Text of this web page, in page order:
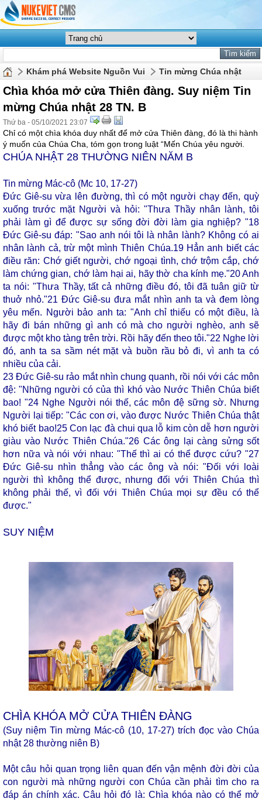
Khám phá Website Nguồn Vui Tin mừng Chúa nhật
Chìa khóa mở cửa Thiên đàng. Suy niệm Tin
mừng Chúa nhật 28 TN. B
Thứ ba - 05/10/2021 23:07
Chỉ có một chìa khóa duy nhất để mở cửa Thiên đàng, đó là thi hành
ý muốn của Chúa Cha, tóm gọn trong luật “Mến Chúa yêu người.
CHÚA NHẬT 28 THƯỜNG NIÊN NĂM B
Tin mừng Mác-cô (Mc 10, 17-27)
Đức Giê-su vừa lên đường, thì có một người chạy đến, quỳ
xuống trước mặt Người và hỏi: "Thưa Thầy nhân lành, tôi
phải làm gì để được sự sống đời đời làm gia nghiệp? "18
Đức Giê-su đáp: "Sao anh nói tôi là nhân lành? Không có ai
nhân lành cả, trừ một mình Thiên Chúa.19Hẳn anh biết các
điều răn: Chớ giết người, chớ ngoại tình, chớ trộm cắp, chớ
làm chứng gian, chớ làm hại ai, hãy thờ cha kính mẹ."20Anh
ta nói: "Thưa Thầy, tất cả những điều đó, tôi đã tuân giữ từ
thuở nhỏ."21 Đức Giê-su đưa mắt nhìn anh ta và đem lòng
yêu mến. Người bảo anh ta: "Anh chỉ thiếu có một điều, là
hãy đi bán những gì anh có mà cho người nghèo, anh sẽ
được một kho tàng trên trời. Rồi hãy đến theo tôi."22 Nghe lời
đó, anh ta sa sầm nét mặt và buồn rầu bỏ đi, vì anh ta có
nhiều của cải.
23 Đức Giê-su rảo mắt nhìn chung quanh, rồi nói với các môn
đệ: "Những người có của thì khó vào Nước Thiên Chúa biết
bao! "24Nghe Người nói thế, các môn đệ sững sờ. Nhưng
Người lại tiếp: "Các con ơi, vào được Nước Thiên Chúa thật
khó biết bao!25Con lạc đà chui qua lỗ kim còn dễ hơn người
giàu vào Nước Thiên Chúa."26 Các ông lại càng sửng sốt
hơn nữa và nói với nhau: "Thế thì ai có thể được cứu? "27
Đức Giê-su nhìn thẳng vào các ông và nói: "Đối với loài
người thì không thể được, nhưng đối với Thiên Chúa thì
không phải thế, vì đối với Thiên Chúa mọi sự đều có thể
được."
SUY NIỆM
CHÌA KHÓA MỞ CỬA THIÊN ĐÀNG
(Suy niệm Tin mừng Mác-cô (10, 17-27) trích đọc vào Chúa
nhật 28 thường niên B)
Một câu hỏi quan trọng liên quan đến vận mệnh đời đời của
con người mà những người con Chúa cần phải tìm cho ra
đáp án chính xác. Câu hỏi đó là: Chìa khóa nào có thể mở